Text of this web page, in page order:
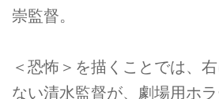
崇監督。
＜恐怖＞を描くことでは、
ない清水監督が、劇場用ホ